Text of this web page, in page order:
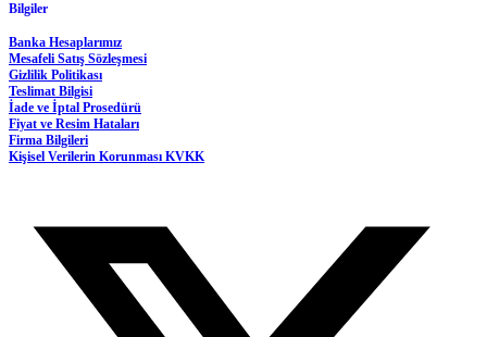
Bilgiler
Banka Hesaplarımız
Mesafeli Satış Sözleşmesi
Gizlilik Politikası
Teslimat Bilgisi
İade ve İptal Prosedürü
Fiyat ve Resim Hataları
Firma Bilgileri
Kişisel Verilerin Korunması KVKK